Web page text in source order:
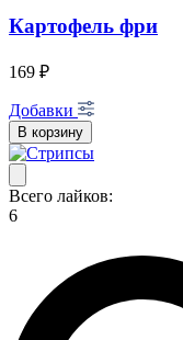
Картофель фри
169 ₽
Добавки
В корзину
Всего лайков:
6